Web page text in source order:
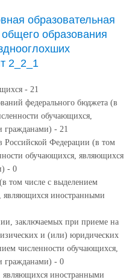
образовательная
образования
2_2_1
- 21
федерального бюджета (в
обучающихся,
гражданами) - 21
Российской Федерации (в том
обучающихся, являющихся
- 0
том числе с выделением
являющихся иностранными
заключаемых при приеме на
и (или) юридических
численности обучающихся,
гражданами) - 0
иностранными